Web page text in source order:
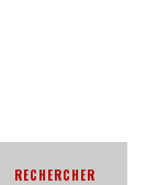
RECHERCHER